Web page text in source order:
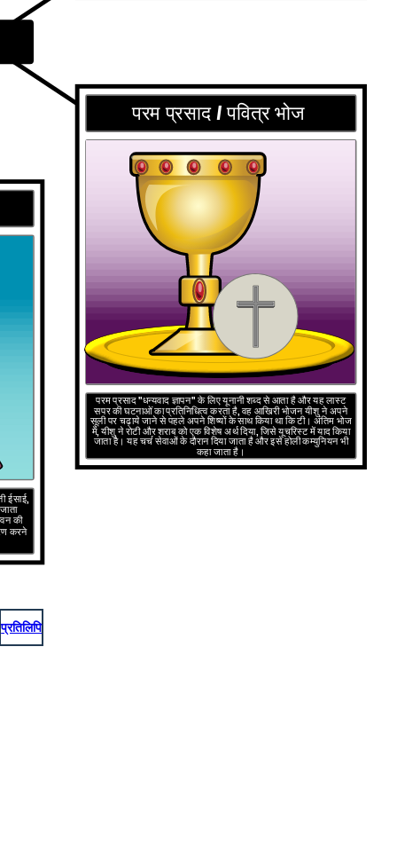
परम प्रसाद / पवित्र भोज
परम प्रसाद "धन्यवाद ज्ञापन" के लिए यूनानी शब्द से आता है और यह लास्ट
सपर की घटनाओं का प्रतिनिधित्व करता है,वह आखिरी भोजन यीशु ने अपने
सूली पर चढ़ाये जाने से पहले अपने शिष्यों के साथ किया था किटी। अंतिम भोज
में, यीशु ने रोटी और शराब को एक विशेष अर्थ दिया, जिसे यूचरिस्ट में याद किया
जाता है। यह चर्च सेवाओं के दौरान दिया जाता है और इसे होली कम्युनियन भी
कहा जाता है।
ईसाई,
की
करने
प्रतिलिपि